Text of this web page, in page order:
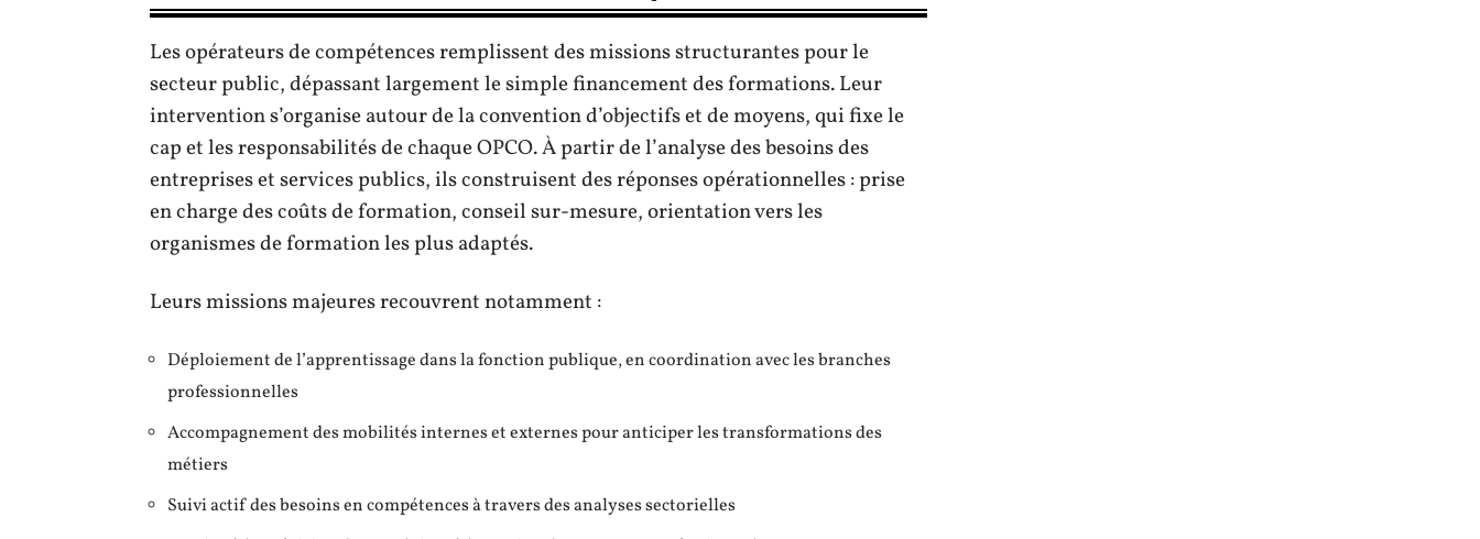
Les opérateurs de compétences remplissent des missions structurantes pour le
secteur public, dépassant largement le simple financement des formations. Leur
intervention s’organise autour de la convention d’objectifs et de moyens, qui fixe le
cap et les responsabilités de chaque OPCO. À partir de l’analyse des besoins des
entreprises et services publics, ils construisent des réponses opérationnelles : prise
en charge des coûts de formation, conseil sur-mesure, orientation vers les
organismes de formation les plus adaptés.
Leurs missions majeures recouvrent notamment :
Déploiement de l’apprentissage dans la fonction publique, en coordination avec les branches
professionnelles
Accompagnement des mobilités internes et externes pour anticiper les transformations des
métiers
Suivi actif des besoins en compétences à travers des analyses sectorielles